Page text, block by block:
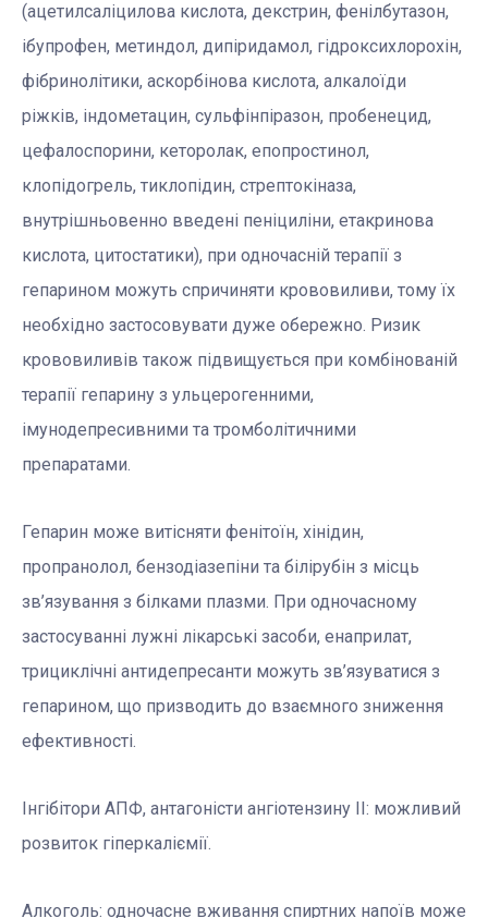
(ацетилсаліцилова кислота, декстрин, фенілбутазон,
ібупрофен, метиндол, дипіридамол, гідроксихлорохін,
фібринолітики, аскорбінова кислота, алкалоїди
ріжків, індометацин, сульфінпіразон, пробенецид,
цефалоспорини, кеторолак, епопростинол,
клопідогрель, тиклопідин, стрептокіназа,
внутрішньовенно введені пеніциліни, етакринова
кислота, цитостатики), при одночасній терапії з
гепарином можуть спричиняти крововиливи, тому їх
необхідно застосовувати дуже обережно. Ризик
крововиливів також підвищується при комбінованій
терапії гепарину з ульцерогенними,
імунодепресивними та тромболітичними
препаратами.
Гепарин може витісняти фенітоїн, хінідин,
пропранолол, бензодіазепіни та білірубін з місць
зв’язування з білками плазми. При одночасному
застосуванні лужні лікарські засоби, енаприлат,
трициклічні антидепресанти можуть зв’язуватися з
гепарином, що призводить до взаємного зниження
ефективності.
Інгібітори АПФ, антагоністи ангіотензину ІІ: можливий
розвиток гіперкаліємії.
Алкоголь: одночасне вживання спиртних напоїв може